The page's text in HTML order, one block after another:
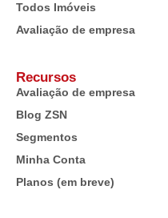
Todos Imóveis
Avaliação de empresa
Recursos
Avaliação de empresa
Blog ZSN
Segmentos
Minha Conta
Planos (em breve)